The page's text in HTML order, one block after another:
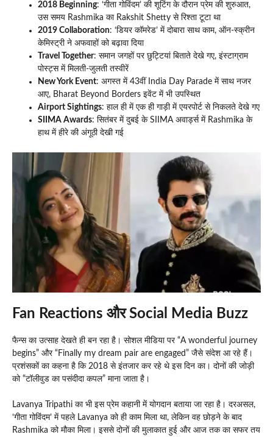
2018 Beginning: ‘गीता गोविंदम’ की शूटिंग के दौरान प्रेम की शुरुआत,
उस समय Rashmika का Rakshit Shetty से रिश्ता टूटा था
2019 Collaboration: ‘डियर कॉमरेड’ में दोबारा साथ काम, ऑन-स्क्रीन
केमिस्ट्री ने अफवाहों को बढ़ावा दिया
Travel Together: समान जगहों पर छुट्टियां बिताते देखे गए, इंस्टाग्राम
पोस्ट्स में मिलती-जुलती तस्वीरें
New York Event: अगस्त में 43वीं India Day Parade में साथ नजर
आए, Bharat Beyond Borders इवेंट में भी उपस्थित
Airport Sightings: हाल ही में एक ही गाड़ी में एयरपोर्ट से निकलते देखे गए
SIIMA Awards: सितंबर में दुबई के SIIMA अवार्ड्स में Rashmika के
हाथ में हीरे की अंगूठी देखी गई
Fan Reactions और Social Media Buzz
फैन्स का उत्साह देखते ही बन रहा है। सोशल मीडिया पर “A wonderful journey
begins” और “Finally my dream pair are engaged” जैसे संदेश आ रहे हैं।
प्रशंसकों का कहना है कि 2018 से इंतजार कर रहे थे इस दिन का। दोनों की जोड़ी
को “टॉलीवुड का पसंदीदा कपल” माना जाता है।
Lavanya Tripathi का भी इस प्रेम कहानी में योगदान बताया जा रहा है। दरअसल,
‘गीता गोविंदम’ में पहले Lavanya को ही काम मिला था, लेकिन वह छोड़ने के बाद
Rashmika को मौका मिला। इससे दोनों की मुलाकात हुई और आज तक का सफर तय